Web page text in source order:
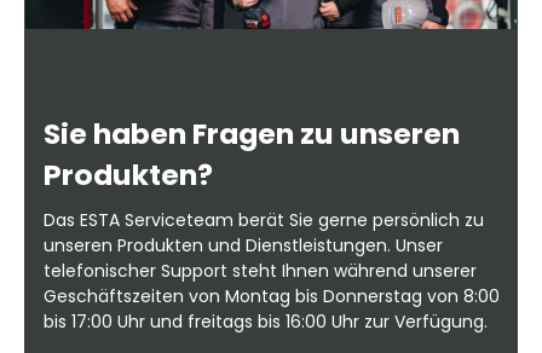
Sie haben Fragen zu unseren
Produkten?
Das ESTA Serviceteam berät Sie gerne persönlich zu
unseren Produkten und Dienstleistungen. Unser
telefonischer Support steht Ihnen während unserer
Geschäftszeiten von Montag bis Donnerstag von 8:00
bis 17:00 Uhr und freitags bis 16:00 Uhr zur Verfügung.